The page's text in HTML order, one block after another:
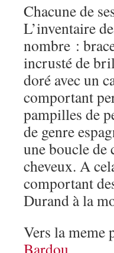
Chacune de
L’inventaire
nombre :
incrusté de
doré avec un
comportant
pampilles de
de genre
une boucle de
cheveux. A
comportant
Durand à la
Vers la meme
Bardou